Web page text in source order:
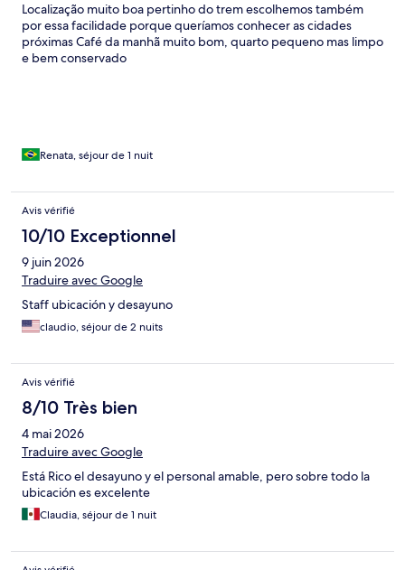
Localização muito boa pertinho do trem escolhemos também
por essa facilidade porque queríamos conhecer as cidades
próximas Café da manhã muito bom, quarto pequeno mas limpo
e bem conservado
Renata, séjour de 1 nuit
Avis vérifié
10/10 Exceptionnel
9 juin 2026
Traduire avec Google
Staff ubicación y desayuno
claudio, séjour de 2 nuits
Avis vérifié
8/10 Très bien
4 mai 2026
Traduire avec Google
Está Rico el desayuno y el personal amable, pero sobre todo la
ubicación es excelente
Claudia, séjour de 1 nuit